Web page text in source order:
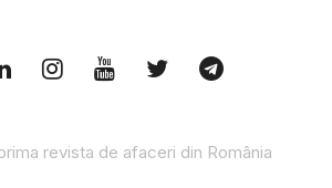
revista de afaceri din România